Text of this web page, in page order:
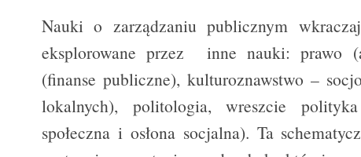
Nauki o zarządzaniu publicznym
eksplorowane przez inne nauki: prawo
(finanse publiczne), kulturoznawstwo –
lokalnych), politologia, wreszcie
społeczna i osłona socjalna). Ta